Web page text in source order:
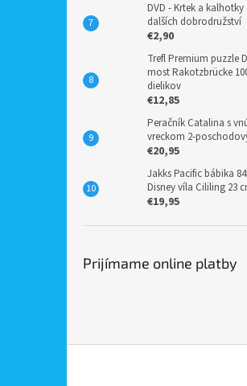
DVD - Krtek a kalhotky
dalších dobrodružství
€2,90
Trefl Premium puzzle
most Rakotzbrücke
dielikov
€12,85
Peračník Catalina s
vreckom 2-
€20,95
Jakks Pacific bábika
Disney víla Cililing 23
€19,95
Prijímame online platby